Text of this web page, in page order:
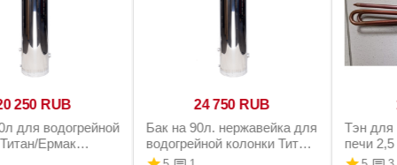
12 950
Топка КВЛЧ для дровяных
колонок Ермак (черная,
20 250
Бак на 90л для водогрейной
колонки Титан/Ермак